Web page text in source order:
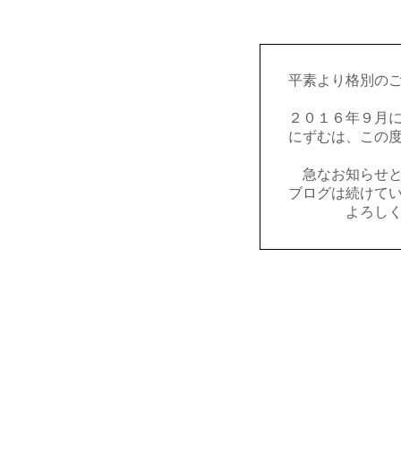
平素より格別の
２０１６年９月
にずむは、この
急なお知らせ
ブログは続けて
よろし